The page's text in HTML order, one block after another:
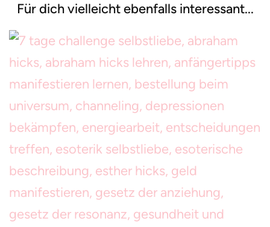
Für dich vielleicht ebenfalls interessant...